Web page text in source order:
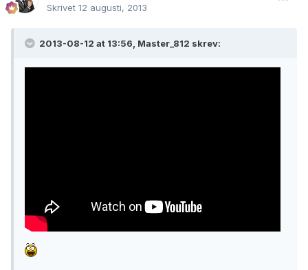
Skrivet 12 augusti, 2013
2013-08-12 at 13:56, Master_812 skrev: